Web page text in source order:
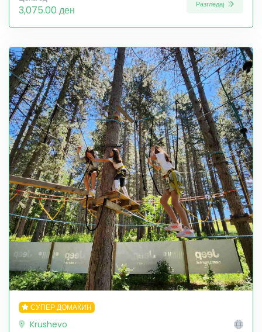
3,075.00 ден Разгледај
СУПЕР ДОМАЌИН
Krushevo